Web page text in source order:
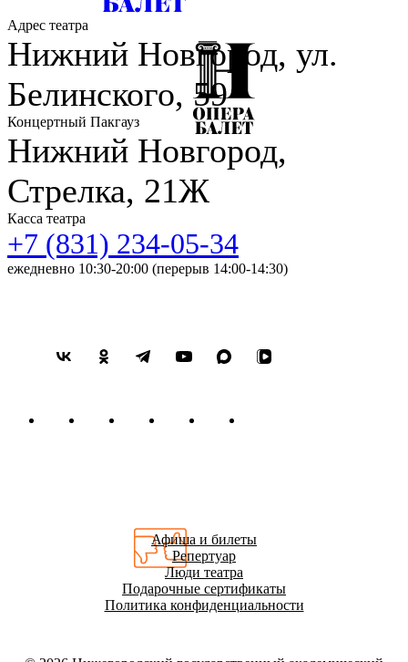
Адрес театра
Нижний Новгород, ул.
Белинского, 59
Концертный Пакгауз
Нижний Новгород,
Стрелка, 21Ж
Касса театра
+7 (831) 234-05-34
ежедневно 10:30-20:00 (перерыв 14:00-14:30)
Афиша и билеты
Репертуар
Люди театра
Подарочные сертификаты
Политика конфиденциальности